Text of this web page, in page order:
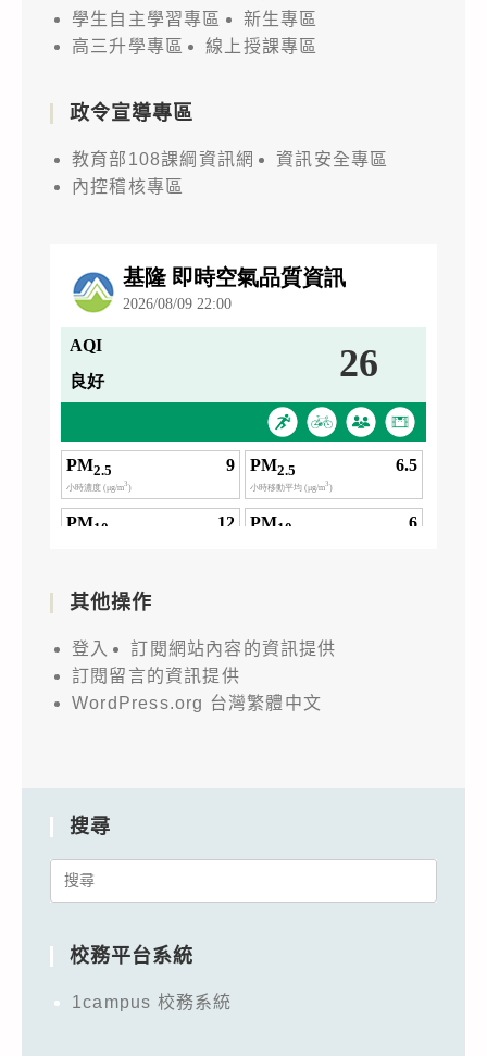
學生自主學習專區
新生專區
高三升學專區
線上授課專區
政令宣導專區
教育部108課綱資訊網
資訊安全專區
內控稽核專區
其他操作
登入
訂閱網站內容的資訊提供
訂閱留言的資訊提供
WordPress.org 台灣繁體中文
搜尋
Search
校務平台系統
1campus 校務系統